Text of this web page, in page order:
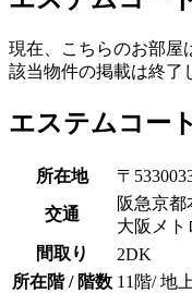
現在、こちらのお部屋
該当物件の掲載は終了
エステムコー
所在地 〒
交通
阪急京都
大阪メト
間取り
2DK
所在階 / 階数 11階/ 地